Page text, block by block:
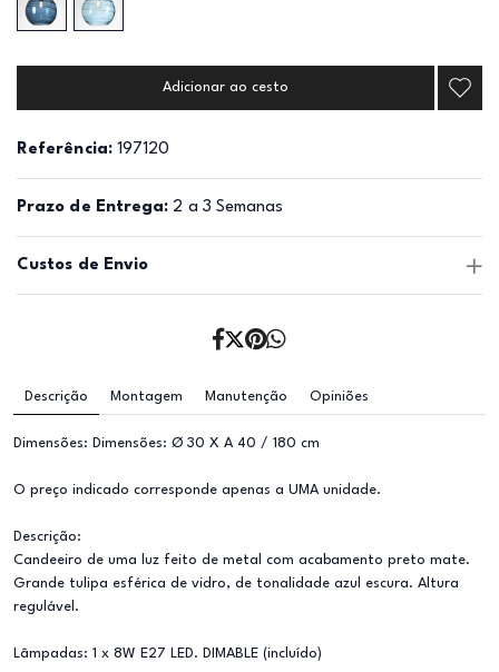
Adicionar ao cesto
Referência: 197120
Prazo de Entrega: 2 a 3 Semanas
Custos de Envio
Descrição Montagem Manutenção Opiniões
Dimensões: Dimensões: Ø 30 X A 40 / 180 cm
O preço indicado corresponde apenas a UMA unidade.
Descrição:
Candeeiro de uma luz feito de metal com acabamento preto mate.
Grande tulipa esférica de vidro, de tonalidade azul escura. Altura
regulável.
Lâmpadas: 1 x 8W E27 LED. DIMABLE (incluído)